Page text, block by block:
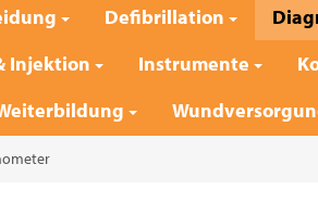
Defibrillation
Injektion Instrumente